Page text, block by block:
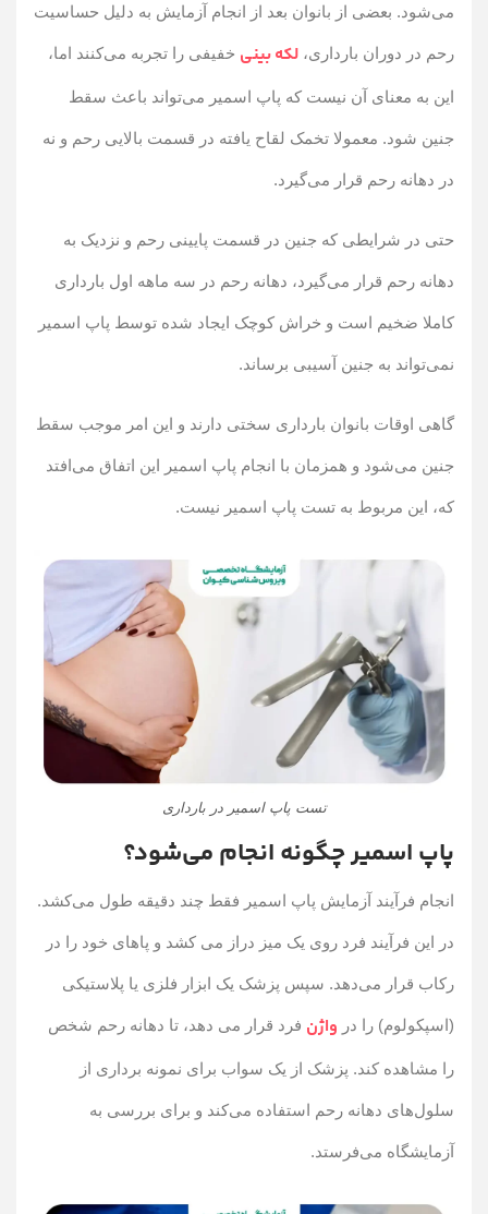
می‌شود. بعضی از بانوان بعد از انجام آزمایش به دلیل حساسیت
رحم در دوران بارداری، لکه بینی خفیفی را تجربه می‌کنند اما،
این به معنای آن نیست که پاپ اسمیر می‌تواند باعث سقط
جنین شود. معمولا تخمک لقاح یافته در قسمت بالایی رحم و نه
در دهانه رحم قرار می‌گیرد.
حتی در شرایطی که جنین در قسمت پایینی رحم و نزدیک به
دهانه رحم قرار می‌گیرد، دهانه رحم در سه ماهه اول بارداری
کاملا ضخیم است و خراش کوچک ایجاد شده توسط پاپ اسمیر
نمی‌تواند به جنین آسیبی برساند.
گاهی اوقات بانوان بارداری سختی دارند و این امر موجب سقط
جنین می‌شود و همزمان با انجام پاپ اسمیر این اتفاق می‌افتد
که، این مربوط به تست پاپ اسمیر نیست.
تست پاپ اسمیر در بارداری
پاپ اسمیر چگونه انجام می‌شود؟
انجام فرآیند آزمایش پاپ اسمیر فقط چند دقیقه طول می‌کشد.
در این فرآیند فرد روی یک میز دراز می کشد و پاهای خود را در
رکاب قرار می‌دهد. سپس پزشک یک ابزار فلزی یا پلاستیکی
(اسپکولوم) را در واژن فرد قرار می دهد، تا دهانه رحم شخص
را مشاهده کند. پزشک از یک سواب برای نمونه برداری از
سلول‌های دهانه رحم استفاده می‌کند و برای بررسی به
آزمایشگاه می‌فرستد.